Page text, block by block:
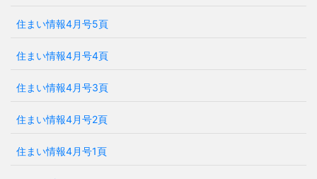
住まい情報4月号5頁
住まい情報4月号4頁
住まい情報4月号3頁
住まい情報4月号2頁
住まい情報4月号1頁